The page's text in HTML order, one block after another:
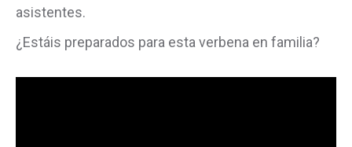
asistentes.
¿Estáis preparados para esta verbena en familia?